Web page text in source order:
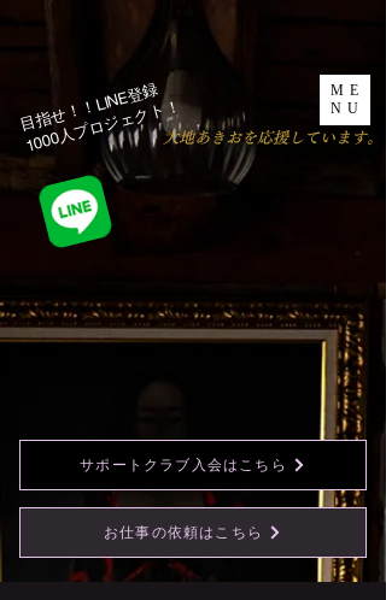
ME
NU
​大地あきおを応援しています。
目指せ！！LINE登録
1000人プロジェクト！​
お仕事の依頼はこちら
サポートクラブ入会はこちら